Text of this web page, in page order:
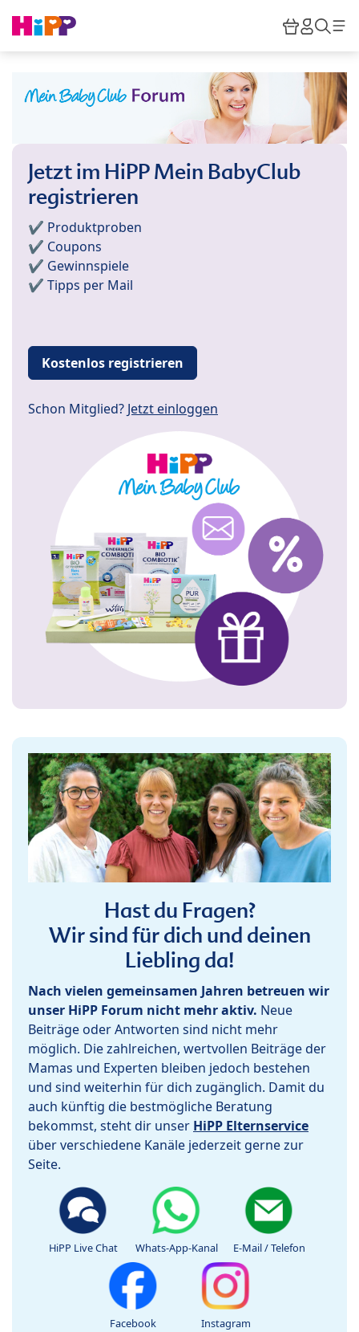
HiPP
Jetzt im HiPP Mein BabyClub
registrieren
✔️ Produktproben
✔️ Coupons
✔️ Gewinnspiele
✔️ Tipps per Mail
Kostenlos registrieren
Schon Mitglied? Jetzt einloggen
Hast du Fragen?
Wir sind für dich und deinen
Liebling da!
Nach vielen gemeinsamen Jahren betreuen wir
unser HiPP Forum nicht mehr aktiv. Neue
Beiträge oder Antworten sind nicht mehr
möglich. Die zahlreichen, wertvollen Beiträge der
Mamas und Experten bleiben jedoch bestehen
und sind weiterhin für dich zugänglich. Damit du
auch künftig die bestmögliche Beratung
bekommst, steht dir unser HiPP Elternservice
über verschiedene Kanäle jederzeit gerne zur
Seite.
HiPP Live Chat Whats-App-Kanal E-Mail / Telefon
Facebook Instagram